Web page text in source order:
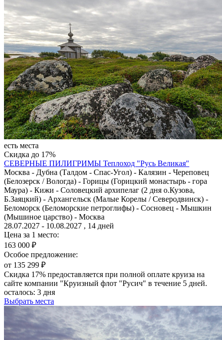
есть места
Скидка до 17%
СЕВЕРНЫЕ ПИЛИГРИМЫ Теплоход "Русь Великая"
Москва - Дубна (Талдом - Спас-Угол) - Калязин - Череповец
(Белозерск / Вологда) - Горицы (Горицкий монастырь - гора
Маура) - Кижи - Соловецкий архипелаг (2 дня о.Кузова,
Б.Заяцкий) - Архангельск (Малые Корелы / Северодвинск) -
Беломорск (Беломорские петроглифы) - Сосновец - Мышкин
(Мышиное царство) - Москва
28.07.2027 - 10.08.2027 , 14 дней
Цена за 1 место:
163 000 ₽
Особое предложение:
от 135 299 ₽
Скидка 17% предоставляется при полной оплате круиза на
сайте компании "Круизный флот "Русич" в течение 5 дней.
осталось: 3 дня
Выбрать места